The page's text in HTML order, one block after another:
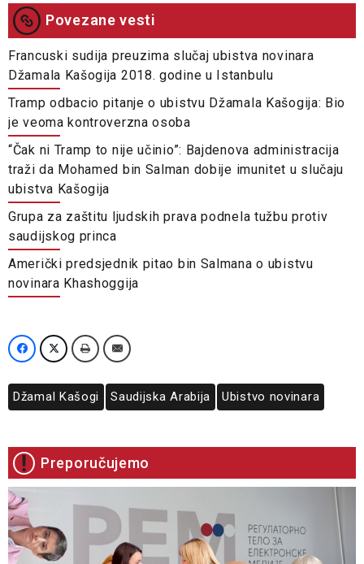
Povezane vesti
Francuski sudija preuzima slučaj ubistva novinara
Džamala Kašogija 2018. godine u Istanbulu
Tramp odbacio pitanje o ubistvu Džamala Kašogija: Bio
je veoma kontroverzna osoba
“Čak ni Tramp to nije učinio”: Bajdenova administracija
traži da Mohamed bin Salman dobije imunitet u slučaju
ubistva Kašogija
Grupa za zaštitu ljudskih prava podnela tužbu protiv
saudijskog princa
Američki predsjednik pitao bin Salmana o ubistvu
novinara Khashoggija
Džamal Kašogi Saudijska Arabija Ubistvo novinara
Preporučujemo